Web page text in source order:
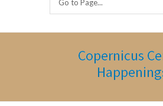
Copernicus